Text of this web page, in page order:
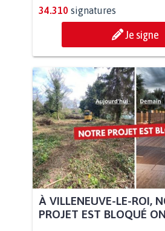
34.310 signatures
Je signe
À VILLENEUVE-LE-ROI,
PROJET EST BLOQUÉ